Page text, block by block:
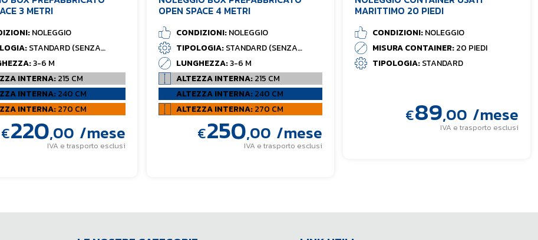
3 METRI
NOLEGGIO
STANDARD (SENZA
3-6 M
INTERNA:215 CM
INTERNA:240 CM
INTERNA:270 CM
€220,00 /mese
IVA e trasporto esclusi
OPEN SPACE 4 METRI
CONDIZIONI:NOLEGGIO
TIPOLOGIA:STANDARD (SENZA
BAGNO)
LUNGHEZZA:3-6 M
ALTEZZA INTERNA:215 CM
ALTEZZA INTERNA:240 CM
ALTEZZA INTERNA:270 CM
€250,00 /mese
IVA e trasporto esclusi
MARITTIMO 20 PIEDI
CONDIZIONI:NOLEGGIO
MISURA CONTAINER:20 PIEDI
TIPOLOGIA:STANDARD
€89,00 /mese
IVA e trasporto esclusi